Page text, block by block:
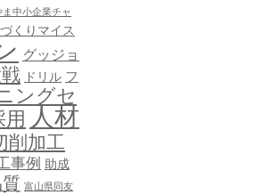
ま中小企業チャ
くりマイス
グッジョ
ドリル フ
ングセ
用 人材
削加工
事例 助成
富山県同友